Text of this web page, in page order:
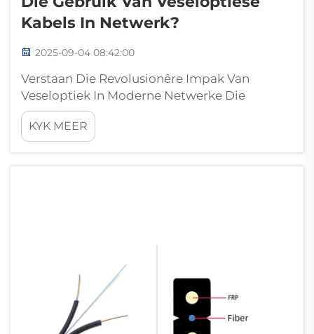
Kabels In Netwerk?
2025-09-04 08:42:00
Verstaan Die Revolusionêre Impak Van
Veseloptiek In Moderne Netwerke Die
telekommunikasie landskap het 'n
merkwaardige transformasie ondergaan met
die ontstaan van veseloptiese kabel
KYK MEER